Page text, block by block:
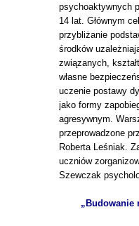
psychoaktywnych
14 lat. Głównym
przybliżanie
środków
związanych,
własne
uczenie postawy
jako formy
agresywnym.
przeprowadzone
Roberta Leśniak.
uczniów
Szewczak
„Budowanie